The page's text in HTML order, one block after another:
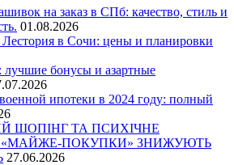
на заказ в СПб: качество, стиль и
01.08.2026
в Сочи: цены и планировки
лучшие бонусы и азартные
ипотеки в 2024 году: полный
ШОПІНГ ТА ПСИХІЧНЕ
«МАЙЖЕ-ПОКУПКИ» ЗНИЖУЮТЬ
27.06.2026